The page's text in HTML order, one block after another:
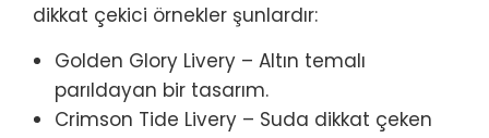
dikkat çekici örnekler şunlardır:
Golden Glory Livery – Altın temalı
parıldayan bir tasarım.
Crimson Tide Livery – Suda dikkat çeken